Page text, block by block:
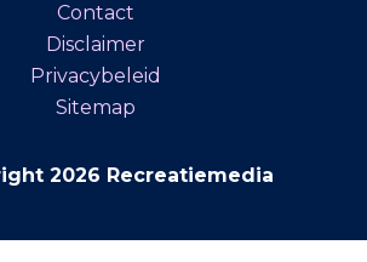
Contact
Disclaimer
Privacybeleid
Sitemap
2026 Recreatiemedia